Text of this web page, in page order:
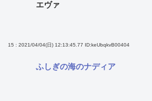
エヴァ
15 : 2021/04/04(日) 12:13:45.77 ID:keUbqkvB00404
ふしぎの海のナディア